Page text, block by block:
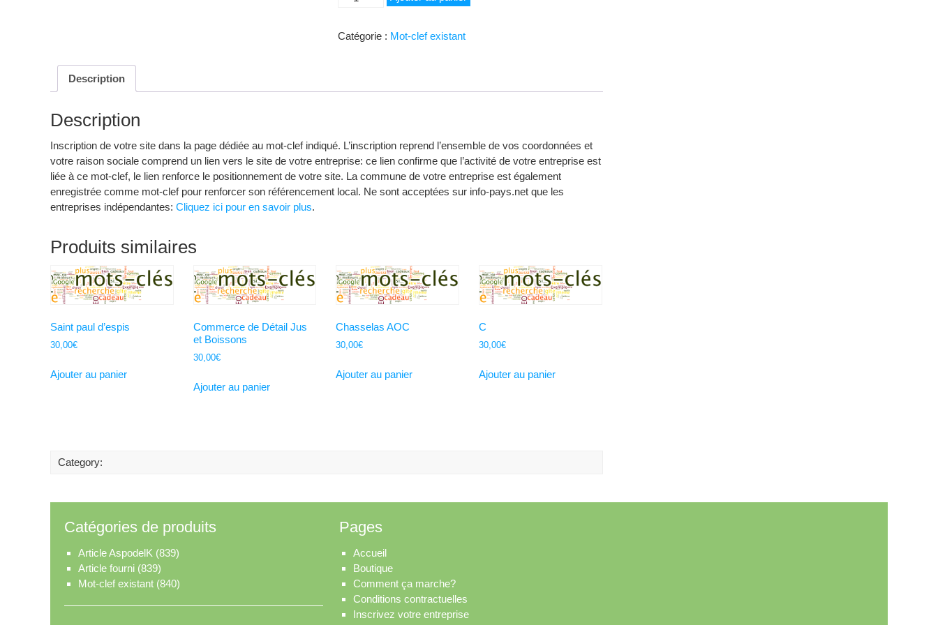
Professionnel
Catégorie : Mot-clef existant
Description
Description
Inscription de votre site dans la page dédiée au mot-clef indiqué. L’inscription reprend l’ensemble de vos coordonnées et
votre raison sociale comprend un lien vers le site de votre entreprise: ce lien confirme que l’activité de votre entreprise est
liée à ce mot-clef, le lien renforce le positionnement de votre site. La commune de votre entreprise est également
enregistrée comme mot-clef pour renforcer son référencement local. Ne sont acceptées sur info-pays.net que les
entreprises indépendantes: Cliquez ici pour en savoir plus.
Produits similaires
Saint paul d’espis
30,00€
Ajouter au panier
Commerce de Détail Jus
et Boissons
30,00€
Ajouter au panier
Chasselas AOC
30,00€
Ajouter au panier
C
30,00€
Ajouter au panier
Category:
Catégories de produits
Article AspodelK (839)
Article fourni (839)
Mot-clef existant (840)
Pages
Accueil
Boutique
Comment ça marche?
Conditions contractuelles
Inscrivez votre entreprise